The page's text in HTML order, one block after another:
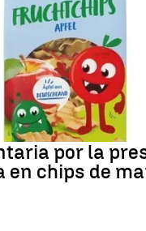
por la
en chips de